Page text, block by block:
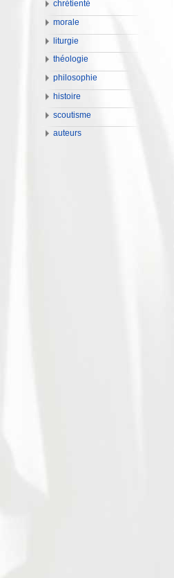
chrétienté
morale
liturgie
théologie
philosophie
histoire
scoutisme
auteurs